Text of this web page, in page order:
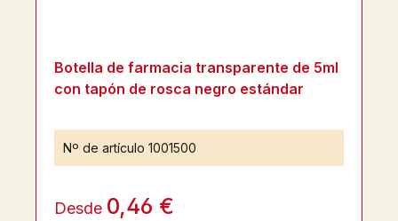
Botella de farmacia transparente de 5ml
con tapón de rosca negro estándar
Nº de artículo 1001500
Desde 0,46 €